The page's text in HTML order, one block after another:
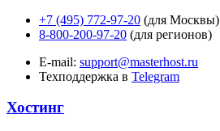
+7 (495) 772-97-20 (для Москвы)
8-800-200-97-20 (для регионов)
E-mail: support@masterhost.ru
Техподдержка в Telegram
Хостинг